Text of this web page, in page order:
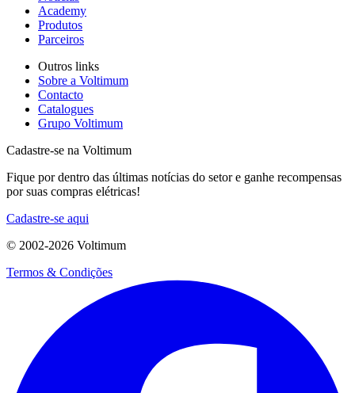
Academy
Produtos
Parceiros
Outros links
Sobre a Voltimum
Contacto
Catalogues
Grupo Voltimum
Cadastre-se na Voltimum
Fique por dentro das últimas notícias do setor e ganhe recompensas
por suas compras elétricas!
Cadastre-se aqui
© 2002-2026 Voltimum
Termos & Condições